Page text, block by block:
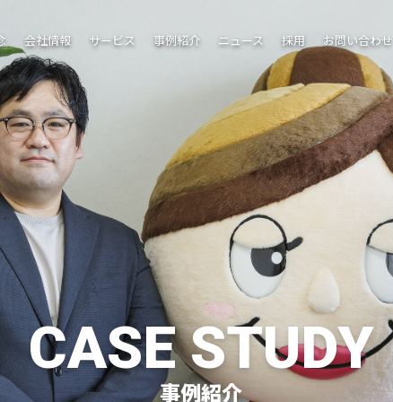
会社情報 サービス 事例紹介 ニュース 採用 お問い合わせ
CASE STUDY
事例紹介